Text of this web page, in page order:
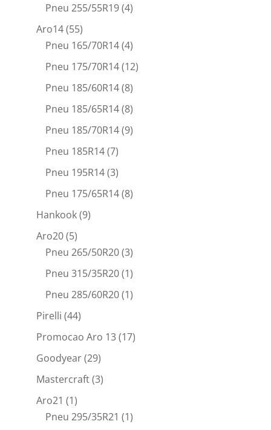
Pneu 255/55R19(4)
Aro14(55)
Pneu 165/70R14(4)
Pneu 175/70R14(12)
Pneu 185/60R14(8)
Pneu 185/65R14(8)
Pneu 185/70R14(9)
Pneu 185R14(7)
Pneu 195R14(3)
Pneu 175/65R14(8)
Hankook(9)
Aro20(5)
Pneu 265/50R20(3)
Pneu 315/35R20(1)
Pneu 285/60R20(1)
Pirelli (44)
Promocao Aro 13(17)
Goodyear(29)
Mastercraft(3)
Aro21 (1)
Pneu 295/35R21 (1)